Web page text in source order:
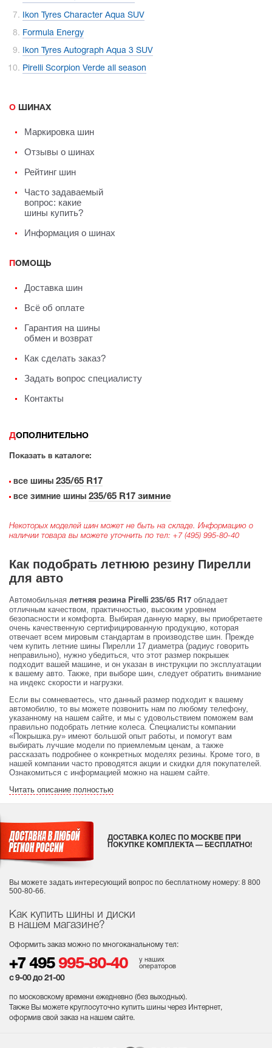
Ikon Tyres Character Aqua SUV
Formula Energy
Ikon Tyres Autograph Aqua 3 SUV
Pirelli Scorpion Verde all season
О ШИНАХ
Маркировка шин
Отзывы о шинах
Рейтинг шин
Часто задаваемый
вопрос: какие
шины купить?
Информация о шинах
ПОМОЩЬ
Доставка шин
Всё об оплате
Гарантия на шины
обмен и возврат
Как сделать заказ?
Задать вопрос специалисту
Контакты
ДОПОЛНИТЕЛЬНО
Показать в каталоге:
все шины 235/65 R17
все зимние шины 235/65 R17 зимние
Некоторых моделей шин может не быть на складе. Информацию о
наличии товара вы можете уточнить по тел: +7 (495) 995-80-40
Как подобрать летнюю резину Пирелли
для авто
Автомобильная летняя резина Pirelli 235/65 R17 обладает
отличным качеством, практичностью, высоким уровнем
безопасности и комфорта. Выбирая данную марку, вы приобретаете
очень качественную сертифицированную продукцию, которая
отвечает всем мировым стандартам в производстве шин. Прежде
чем купить летние шины Пирелли 17 диаметра (радиус говорить
неправильно), нужно убедиться, что этот размер покрышек
подходит вашей машине, и он указан в инструкции по эксплуатации
к вашему авто. Также, при выборе шин, следует обратить внимание
на индекс скорости и нагрузки.
Если вы сомневаетесь, что данный размер подходит к вашему
автомобилю, то вы можете позвонить нам по любому телефону,
указанному на нашем сайте, и мы с удовольствием поможем вам
правильно подобрать летние колеса. Специалисты компании
«Покрышка.ру» имеют большой опыт работы, и помогут вам
выбирать лучшие модели по приемлемым ценам, а также
рассказать подробнее о конкретных моделях резины. Кроме того, в
нашей компании часто проводятся акции и скидки для покупателей.
Ознакомиться с информацией можно на нашем сайте.
Читать описание полностью
Как купить шины и диски
в нашем магазине?
Оформить заказ можно по многоканальному тел:
+7 495 995-80-40
у наших
операторов
с 9-00 до 21-00
по московскому времени ежедневно (без выходных).
Также Вы можете круглосуточно купить шины через Интернет,
оформив свой заказ на нашем сайте.
ДОСТАВКА КОЛЕС ПО МОСКВЕ ПРИ
ПОКУПКЕ КОМПЛЕКТА — БЕСПЛАТНО!
Вы можете задать интересующий вопрос по бесплатному номеру: 8 800
500-80-66.